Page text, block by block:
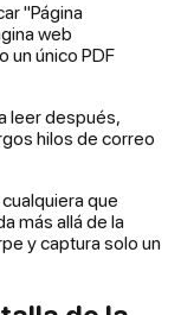
"Página
web
un único PDF
leer después,
hilos de correo
que
más allá de la
y captura solo un